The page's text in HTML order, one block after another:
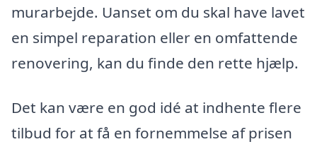
murarbejde. Uanset om du skal have lavet
en simpel reparation eller en omfattende
renovering, kan du finde den rette hjælp.
Det kan være en god idé at indhente flere
tilbud for at få en fornemmelse af prisen